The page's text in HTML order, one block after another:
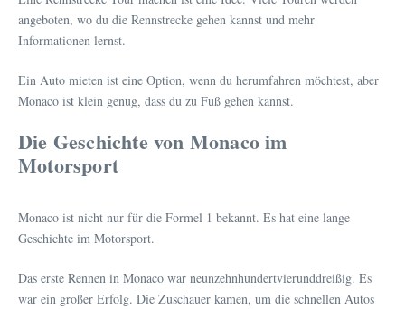
angeboten, wo du die Rennstrecke gehen kannst und mehr
Informationen lernst.
Ein Auto mieten ist eine Option, wenn du herumfahren möchtest, aber
Monaco ist klein genug, dass du zu Fuß gehen kannst.
Die Geschichte von Monaco im
Motorsport
Monaco ist nicht nur für die Formel 1 bekannt. Es hat eine lange
Geschichte im Motorsport.
Das erste Rennen in Monaco war neunzehnhundertvierunddreißig. Es
war ein großer Erfolg. Die Zuschauer kamen, um die schnellen Autos